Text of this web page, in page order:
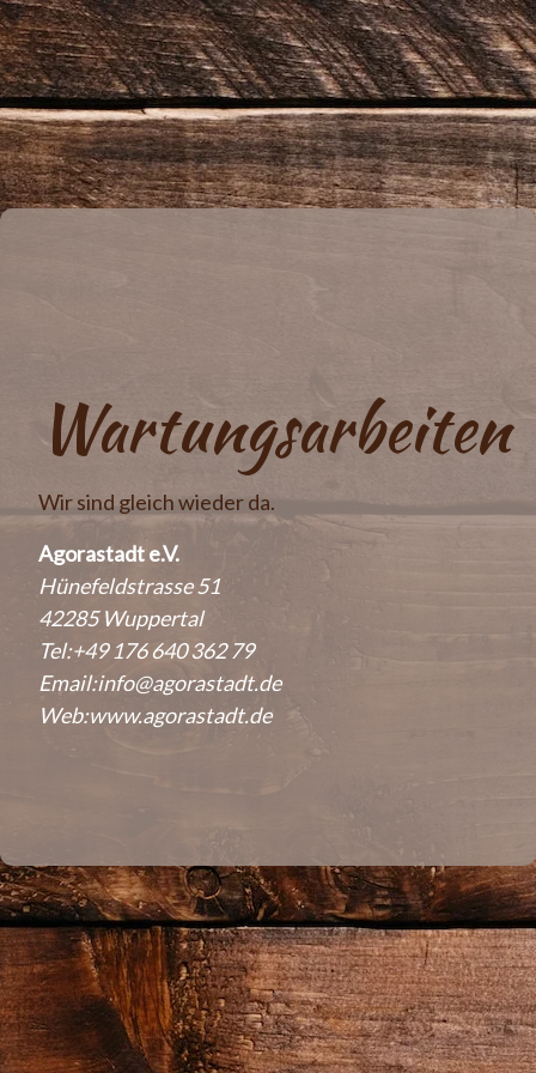
Wartungsarbeiten
Wir sind gleich wieder da.
Agorastadt e.V.
Hünefeldstrasse 51
42285 Wuppertal
Tel:+49 176 640 362 79
Email:info@agorastadt.de
Web:www.agorastadt.de